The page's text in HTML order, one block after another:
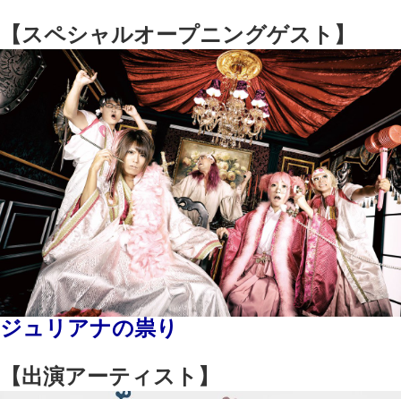
【スペシャルオープニングゲスト】
ジュリアナの祟り
【出演アーティスト】